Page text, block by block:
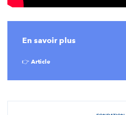
En savoir plus
👉 Article